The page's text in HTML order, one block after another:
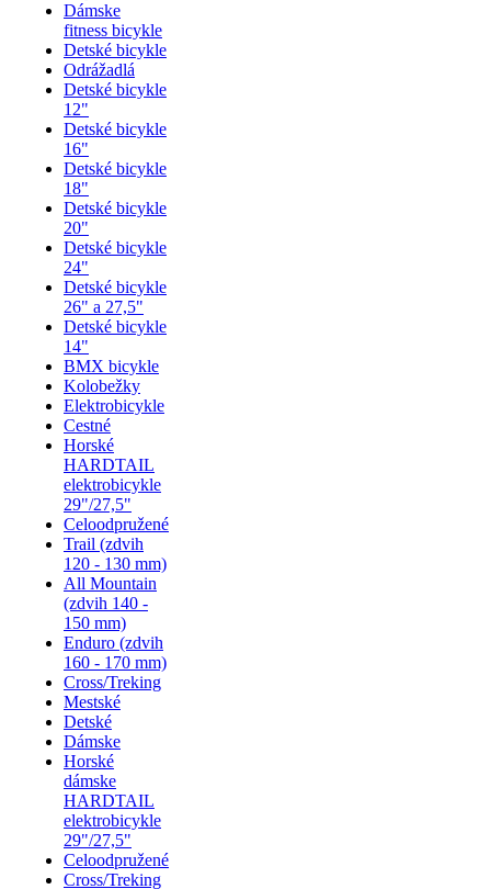
Dámske
fitness bicykle
Detské bicykle
Odrážadlá
Detské bicykle
12"
Detské bicykle
16"
Detské bicykle
18"
Detské bicykle
20"
Detské bicykle
24"
Detské bicykle
26" a 27,5"
Detské bicykle
14"
BMX bicykle
Kolobežky
Elektrobicykle
Cestné
Horské
HARDTAIL
elektrobicykle
29"/27,5"
Celoodpružené
Trail (zdvih
120 - 130 mm)
All Mountain
(zdvih 140 -
150 mm)
Enduro (zdvih
160 - 170 mm)
Cross/Treking
Mestské
Detské
Dámske
Horské
dámske
HARDTAIL
elektrobicykle
29"/27,5"
Celoodpružené
Cross/Treking